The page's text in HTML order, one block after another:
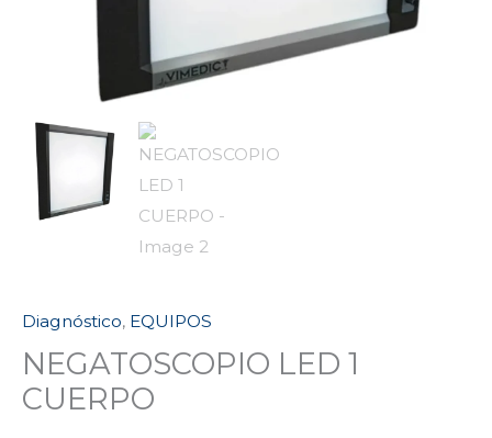
Diagnóstico, EQUIPOS
NEGATOSCOPIO LED 1
CUERPO